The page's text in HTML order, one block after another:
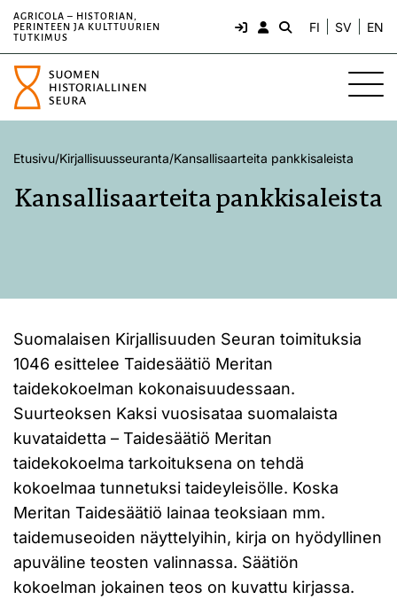
AGRICOLA – HISTORIAN,
PERINTEEN JA KULTTUURIEN
TUTKIMUS
FI SV EN
Etusivu/Kirjallisuusseuranta/Kansallisaarteita pankkisaleista
Kansallisaarteita pankkisaleista
Suomalaisen Kirjallisuuden Seuran toimituksia
1046 esittelee Taidesäätiö Meritan
taidekokoelman kokonaisuudessaan.
Suurteoksen Kaksi vuosisataa suomalaista
kuvataidetta – Taidesäätiö Meritan
taidekokoelma tarkoituksena on tehdä
kokoelmaa tunnetuksi taideyleisölle. Koska
Meritan Taidesäätiö lainaa teoksiaan mm.
taidemuseoiden näyttelyihin, kirja on hyödyllinen
apuväline teosten valinnassa. Säätiön
kokoelman jokainen teos on kuvattu kirjassa.